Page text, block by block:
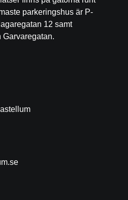
parkeringshus är P-
12 samt
Garvaregatan.